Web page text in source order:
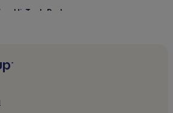
Hi-Tech Park
Shimao International Plaza
International Trade Plaza
Station Xintiandi